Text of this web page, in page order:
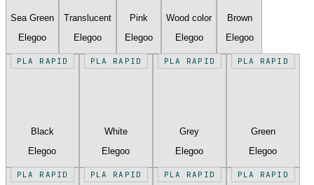
Sea Green
Elegoo
Translucent
Elegoo
Pink
Elegoo
Wood color
Elegoo
Brown
Elegoo
PLA RAPID
Black
Elegoo
PLA RAPID
White
Elegoo
PLA RAPID
Grey
Elegoo
PLA RAPID
Green
Elegoo
PLA RAPID PLA RAPID PLA RAPID PLA RAPID